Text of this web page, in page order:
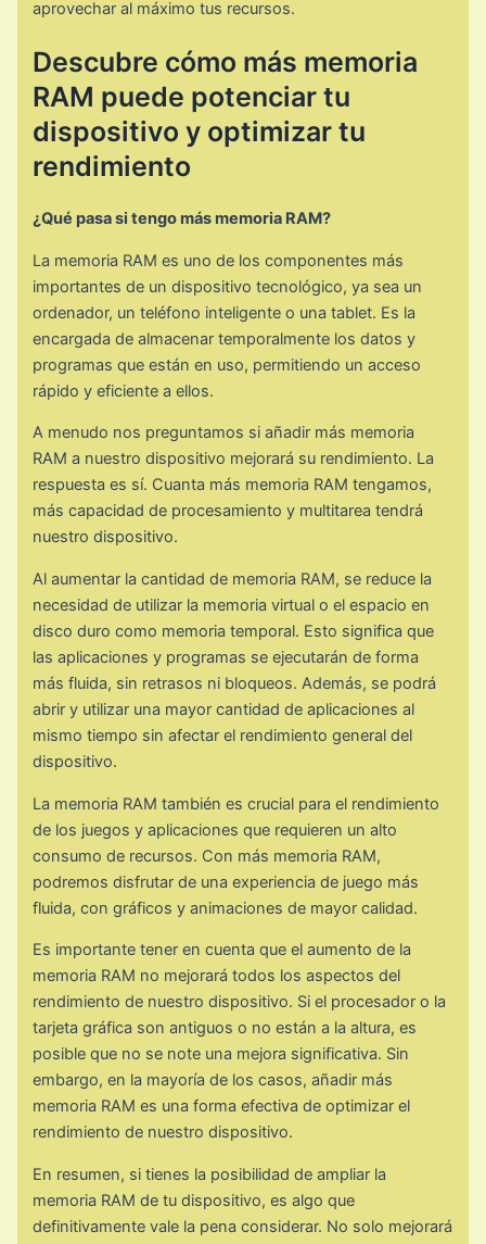
aprovechar al máximo tus recursos.
Descubre cómo más memoria
RAM puede potenciar tu
dispositivo y optimizar tu
rendimiento
¿Qué pasa si tengo más memoria RAM?
La memoria RAM es uno de los componentes más
importantes de un dispositivo tecnológico, ya sea un
ordenador, un teléfono inteligente o una tablet. Es la
encargada de almacenar temporalmente los datos y
programas que están en uso, permitiendo un acceso
rápido y eficiente a ellos.
A menudo nos preguntamos si añadir más memoria
RAM a nuestro dispositivo mejorará su rendimiento. La
respuesta es sí. Cuanta más memoria RAM tengamos,
más capacidad de procesamiento y multitarea tendrá
nuestro dispositivo.
Al aumentar la cantidad de memoria RAM, se reduce la
necesidad de utilizar la memoria virtual o el espacio en
disco duro como memoria temporal. Esto significa que
las aplicaciones y programas se ejecutarán de forma
más fluida, sin retrasos ni bloqueos. Además, se podrá
abrir y utilizar una mayor cantidad de aplicaciones al
mismo tiempo sin afectar el rendimiento general del
dispositivo.
La memoria RAM también es crucial para el rendimiento
de los juegos y aplicaciones que requieren un alto
consumo de recursos. Con más memoria RAM,
podremos disfrutar de una experiencia de juego más
fluida, con gráficos y animaciones de mayor calidad.
Es importante tener en cuenta que el aumento de la
memoria RAM no mejorará todos los aspectos del
rendimiento de nuestro dispositivo. Si el procesador o la
tarjeta gráfica son antiguos o no están a la altura, es
posible que no se note una mejora significativa. Sin
embargo, en la mayoría de los casos, añadir más
memoria RAM es una forma efectiva de optimizar el
rendimiento de nuestro dispositivo.
En resumen, si tienes la posibilidad de ampliar la
memoria RAM de tu dispositivo, es algo que
definitivamente vale la pena considerar. No solo mejorará